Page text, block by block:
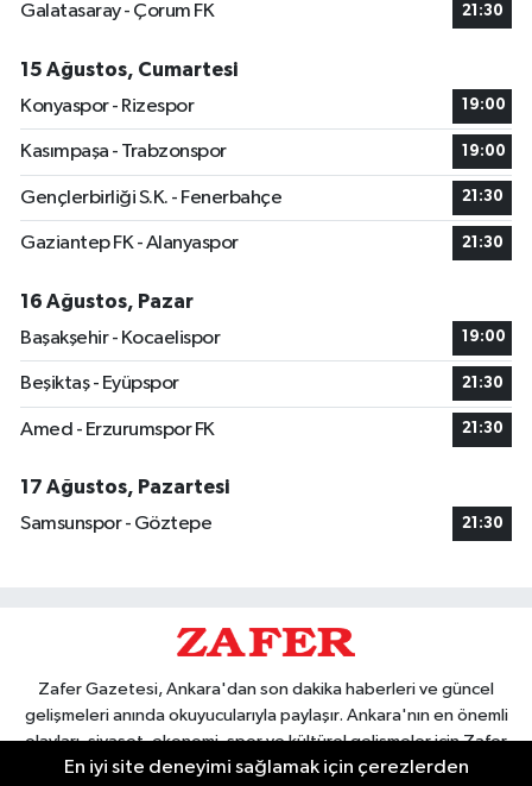
Galatasaray - Çorum FK
21:30
15 Ağustos, Cumartesi
Konyaspor - Rizespor
19:00
Kasımpaşa - Trabzonspor 19:00
Gençlerbirliği S.K. - Fenerbahçe 21:30
Gaziantep FK - Alanyaspor 21:30
16 Ağustos, Pazar
Başakşehir - Kocaelispor
19:00
Beşiktaş - Eyüpspor 21:30
Amed - Erzurumspor FK 21:30
17 Ağustos, Pazartesi
Samsunspor - Göztepe
21:30
Zafer Gazetesi, Ankara'dan son dakika haberleri ve güncel
gelişmeleri anında okuyucularıyla paylaşır. Ankara'nın en önemli
olayları, siyaset, ekonomi, spor ve kültürel gelişmeler için Zafer
Gazetesi'ni takip edin. Başkentin güvendiği haber kaynağı.
En iyi site deneyimi sağlamak için çerezlerden